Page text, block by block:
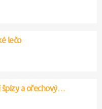
lečo
špízy a ořechový…